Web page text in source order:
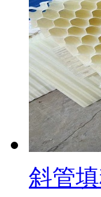
斜管